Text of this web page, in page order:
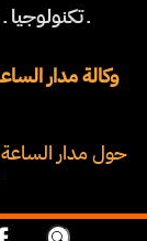
ـ تكنولوجيا ـ
حول مدار الساعة